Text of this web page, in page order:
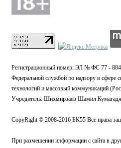
Регистрационный номер: ЭЛ № ФС 77 -
Федеральной службой по надзору в сфере
технологий и массовый коммуникаций
Учредитель: Шихмирзаев Шамил
CopyRight © 2008-2016 БК55 Все права
При размещении информации с сайта в